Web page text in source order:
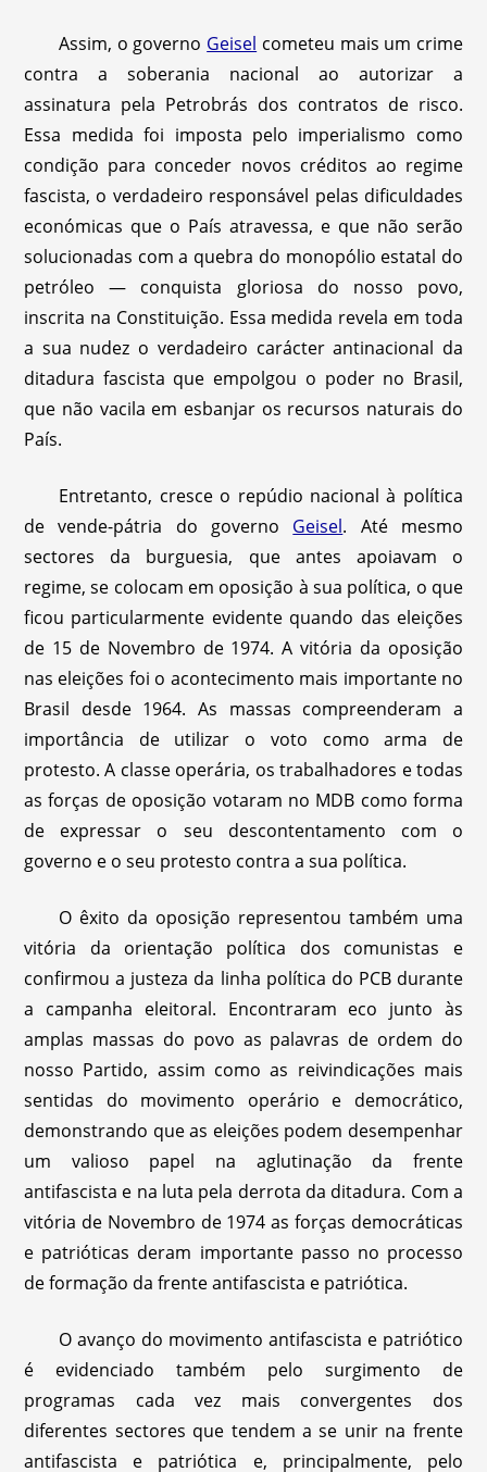
Assim, o governo Geisel cometeu mais um crime
contra a soberania nacional ao autorizar a
assinatura pela Petrobrás dos contratos de risco.
Essa medida foi imposta pelo imperialismo como
condição para conceder novos créditos ao regime
fascista, o verdadeiro responsável pelas dificuldades
económicas que o País atravessa, e que não serão
solucionadas com a quebra do monopólio estatal do
petróleo — conquista gloriosa do nosso povo,
inscrita na Constituição. Essa medida revela em toda
a sua nudez o verdadeiro carácter antinacional da
ditadura fascista que empolgou o poder no Brasil,
que não vacila em esbanjar os recursos naturais do
País.
Entretanto, cresce o repúdio nacional à política
de vende-pátria do governo Geisel. Até mesmo
sectores da burguesia, que antes apoiavam o
regime, se colocam em oposição à sua política, o que
ficou particularmente evidente quando das eleições
de 15 de Novembro de 1974. A vitória da oposição
nas eleições foi o acontecimento mais importante no
Brasil desde 1964. As massas compreenderam a
importância de utilizar o voto como arma de
protesto. A classe operária, os trabalhadores e todas
as forças de oposição votaram no MDB como forma
de expressar o seu descontentamento com o
governo e o seu protesto contra a sua política.
O êxito da oposição representou também uma
vitória da orientação política dos comunistas e
confirmou a justeza da linha política do PCB durante
a campanha eleitoral. Encontraram eco junto às
amplas massas do povo as palavras de ordem do
nosso Partido, assim como as reivindicações mais
sentidas do movimento operário e democrático,
demonstrando que as eleições podem desempenhar
um valioso papel na aglutinação da frente
antifascista e na luta pela derrota da ditadura. Com a
vitória de Novembro de 1974 as forças democráticas
e patrióticas deram importante passo no processo
de formação da frente antifascista e patriótica.
O avanço do movimento antifascista e patriótico
é evidenciado também pelo surgimento de
programas cada vez mais convergentes dos
diferentes sectores que tendem a se unir na frente
antifascista e patriótica e, principalmente, pelo